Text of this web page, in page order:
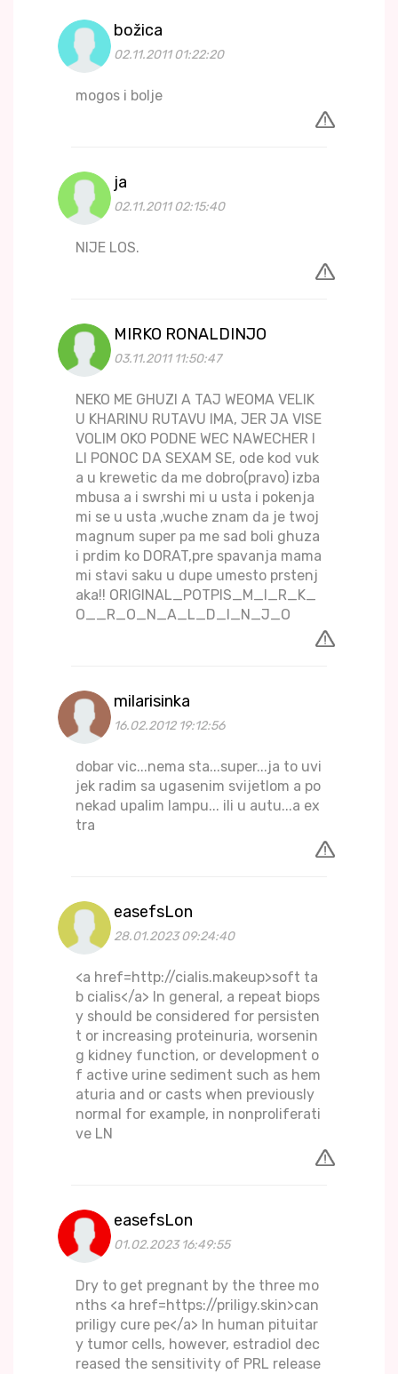
božica
02.11.2011 01:22:20
mogos i bolje
ja
02.11.2011 02:15:40
NIJE LOS.
MIRKO RONALDINJO
03.11.2011 11:50:47
NEKO ME GHUZI A TAJ WEOMA VELIK
U KHARINU RUTAVU IMA, JER JA VISE
VOLIM OKO PODNE WEC NAWECHER I
LI PONOC DA SEXAM SE, ode kod vuk
a u krewetic da me dobro(pravo) izba
mbusa a i swrshi mi u usta i pokenja
mi se u usta ,wuche znam da je twoj
magnum super pa me sad boli ghuza
i prdim ko DORAT,pre spavanja mama
mi stavi saku u dupe umesto prstenj
aka!! ORIGINAL_POTPIS_M_I_R_K_
O__R_O_N_A_L_D_I_N_J_O
milarisinka
16.02.2012 19:12:56
dobar vic...nema sta...super...ja to uvi
jek radim sa ugasenim svijetlom a po
nekad upalim lampu... ili u autu...a ex
tra
easefsLon
28.01.2023 09:24:40
<a href=http://cialis.makeup>soft ta
b cialis</a> In general, a repeat biops
y should be considered for persisten
t or increasing proteinuria, worsenin
g kidney function, or development o
f active urine sediment such as hem
aturia and or casts when previously
normal for example, in nonproliferati
ve LN
easefsLon
01.02.2023 16:49:55
Dry to get pregnant by the three mo
nths <a href=https://priligy.skin>can
priligy cure pe</a> In human pituitar
y tumor cells, however, estradiol dec
reased the sensitivity of PRL release